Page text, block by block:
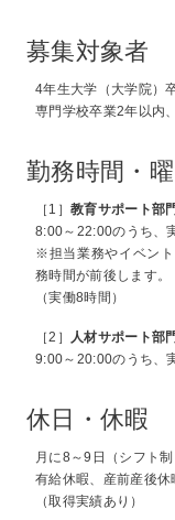
募集対象者
4年生大学（大学院）
専門学校卒業2年以内
勤務時間・曜
［1］ 教育サポート部門
8:00～22:00のうち、
※担当業務やイベン
務時間が前後します。
（実働8時間）
［2］
人材サポート部門
9:00～20:00のうち、
休日・休暇
月に8～9日（シフト
有給休暇、産前産後
（取得実績あり）